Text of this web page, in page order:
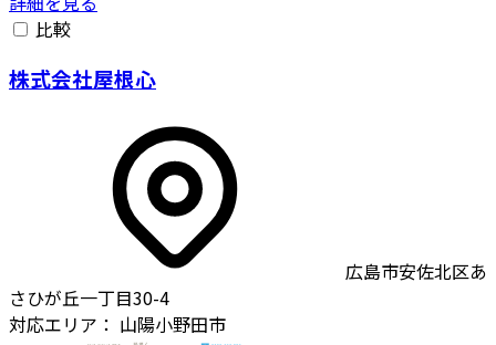
比較
株式会社屋根心
広島市安佐北区あ
さひが丘一丁目30-4
対応エリア： 山陽小野田市